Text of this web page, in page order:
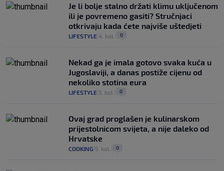
Je li bolje stalno držati klimu uključenom
ili je povremeno gasiti? Stručnjaci
otkrivaju kada ćete najviše uštedjeti
LIFESTYLE 4. kol. 0
Nekad ga je imala gotovo svaka kuća u
Jugoslaviji, a danas postiže cijenu od
nekoliko stotina eura
LIFESTYLE 5. kol. 0
Ovaj grad proglašen je kulinarskom
prijestolnicom svijeta, a nije daleko od
Hrvatske
COOKING 5. kol. 0